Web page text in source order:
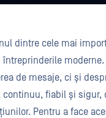
dintre cele mai
moderne.
de mesaje, ci și
fiabil și sigur,
Pentru a face